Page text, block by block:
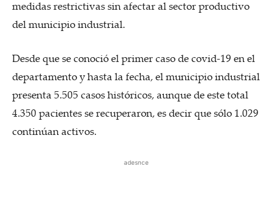
medidas restrictivas sin afectar al sector productivo
del municipio industrial.
Desde que se conoció el primer caso de covid-19 en el
departamento y hasta la fecha, el municipio industrial
presenta 5.505 casos históricos, aunque de este total
4.350 pacientes se recuperaron, es decir que sólo 1.029
continúan activos.
adesnce